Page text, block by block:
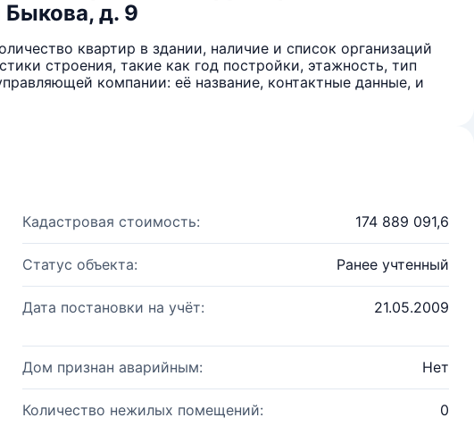
Быкова, д. 9
квартир в здании, наличие и список организаций
строения, такие как год постройки, этажность, тип
компании: её название, контактные данные, и
Кадастровая стоимость: 174 889 091,6
Статус объекта: Ранее учтенный
Дата постановки на учёт: 21.05.2009
Дом признан аварийным: Нет
Количество нежилых помещений: 0